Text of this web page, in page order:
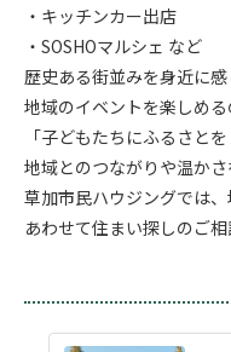
・キッチンカー出店
・SOSHOマルシェ など
歴史ある街並みを身近に感
地域のイベントを楽しめ
「子どもたちにふるさと
地域とのつながりや温か
草加市民ハウジングでは
あわせて住まい探しのご